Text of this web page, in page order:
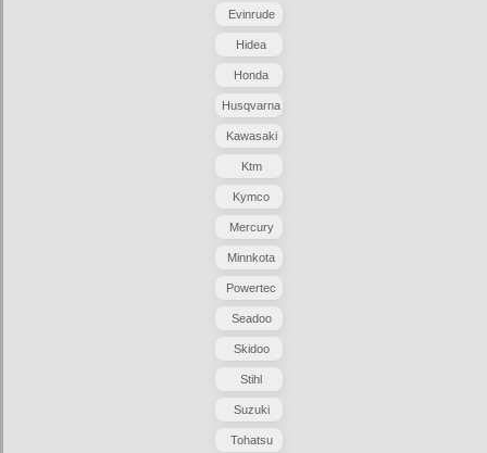
Evinrude
Hidea
Honda
Husqvarna
Kawasaki
Ktm
Kymco
Mercury
Minnkota
Powertec
Seadoo
Skidoo
Stihl
Suzuki
Tohatsu